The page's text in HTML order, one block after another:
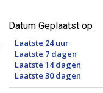
Datum Geplaatst op
Laatste 24 uur
Laatste 7 dagen
Laatste 14 dagen
Laatste 30 dagen